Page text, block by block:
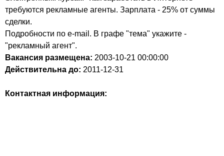
требуются рекламные агенты. Зарплата - 25% от суммы
сделки.
Подробности по e-mail. В графе "тема" укажите -
"рекламный агент".
Вакансия размещена: 2003-10-21 00:00:00
Действительна до: 2011-12-31
Контактная информация: